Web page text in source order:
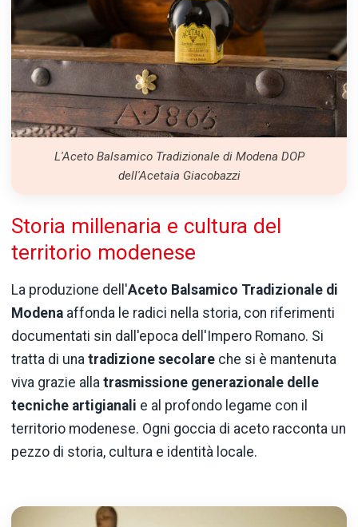
L'Aceto Balsamico Tradizionale di Modena DOP
dell'Acetaia Giacobazzi
Storia millenaria e cultura del
territorio modenese
La produzione dell'Aceto Balsamico Tradizionale di
Modena affonda le radici nella storia, con riferimenti
documentati sin dall'epoca dell'Impero Romano. Si
tratta di una tradizione secolare che si è mantenuta
viva grazie alla trasmissione generazionale delle
tecniche artigianali e al profondo legame con il
territorio modenese. Ogni goccia di aceto racconta un
pezzo di storia, cultura e identità locale.